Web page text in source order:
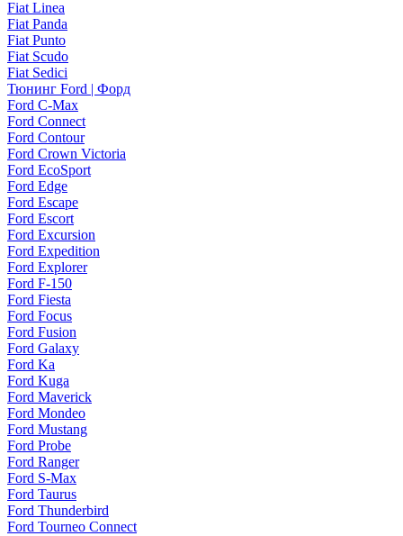
Fiat Linea
Fiat Panda
Fiat Punto
Fiat Scudo
Fiat Sedici
Тюнинг Ford | Форд
Ford C-Max
Ford Connect
Ford Contour
Ford Crown Victoria
Ford EcoSport
Ford Edge
Ford Escape
Ford Escort
Ford Excursion
Ford Expedition
Ford Explorer
Ford F-150
Ford Fiesta
Ford Focus
Ford Fusion
Ford Galaxy
Ford Ka
Ford Kuga
Ford Maverick
Ford Mondeo
Ford Mustang
Ford Probe
Ford Ranger
Ford S-Max
Ford Taurus
Ford Thunderbird
Ford Tourneo Connect